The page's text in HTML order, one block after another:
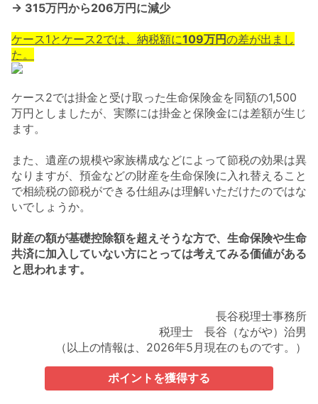
→ 315万円から206万円に減少
ケース1とケース2では、納税額に109万円の差が出まし
た。
ケース2では掛金と受け取った生命保険金を同額の1,500
万円としましたが、実際には掛金と保険金には差額が生じ
ます。
また、遺産の規模や家族構成などによって節税の効果は異
なりますが、預金などの財産を生命保険に入れ替えること
で相続税の節税ができる仕組みは理解いただけたのではな
いでしょうか。
財産の額が基礎控除額を超えそうな方で、生命保険や生命
共済に加入していない方にとっては考えてみる価値がある
と思われます。
長谷税理士事務所
税理士 長谷（ながや）治男
（以上の情報は、2026年5月現在のものです。）
ポイントを獲得する